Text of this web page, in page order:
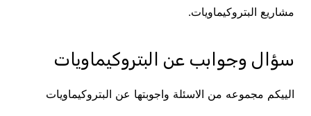
مشاريع البتروكيماويات.
سؤال وجوابب عن البتروكيماويات
الييكم مجموعه من الاسئلة واجوبتها عن البتروكيماويات